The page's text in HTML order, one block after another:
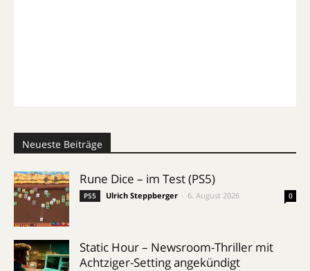
Neueste Beiträge
Rune Dice – im Test (PS5)
PS5 Ulrich Steppberger 6. August 2026 0
Static Hour – Newsroom-Thriller mit
Achtziger-Setting angekündigt